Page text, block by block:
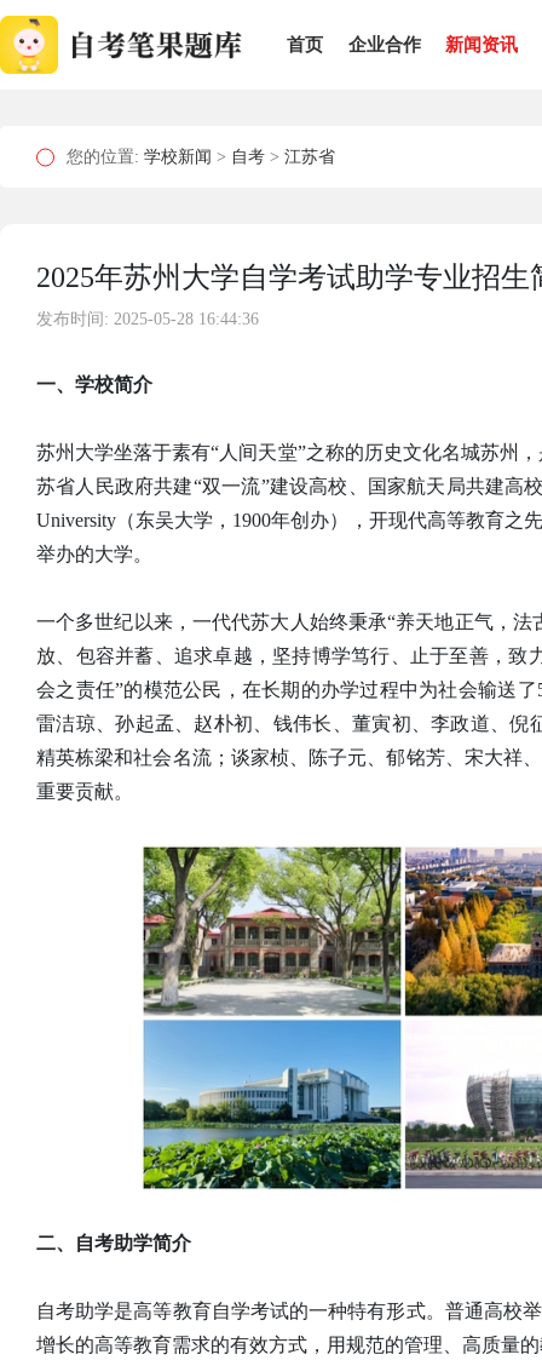
首页 企业合作 新闻资讯
您的位置: 学校新闻 > 自考 > 江苏省
2025年苏州大学自学考试助学专业招
发布时间: 2025-05-28 16:44:36
一、学校简介
苏州大学坐落于素有“人间天堂”之称的历史文化名城苏州
苏省人民政府共建“双一流”建设高校、国家航天局共建高
University（东吴大学，1900年创办），开现代高等教育
举办的大学。
一个多世纪以来，一代代苏大人始终秉承“养天地正气，
放、包容并蓄、追求卓越，坚持博学笃行、止于至善，
会之责任”的模范公民，在长期的办学过程中为社会输送
雷洁琼、孙起孟、赵朴初、钱伟长、董寅初、李政道、
精英栋梁和社会名流；谈家桢、陈子元、郁铭芳、宋大祥
重要贡献。
二、自考助学简介
自考助学是高等教育自学考试的一种特有形式。普通高校
增长的高等教育需求的有效方式，用规范的管理、高质量